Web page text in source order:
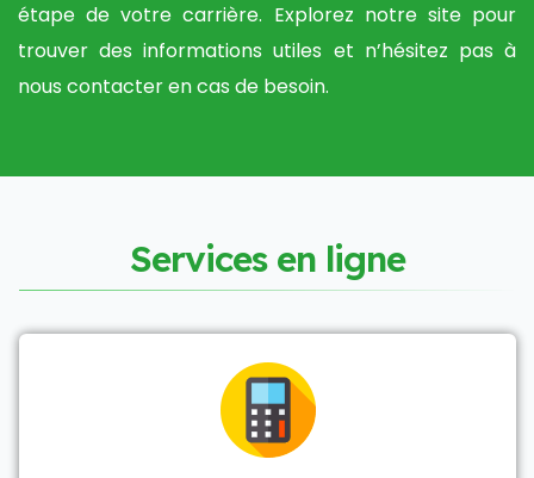
étape de votre carrière. Explorez notre site pour
trouver des informations utiles et n’hésitez pas à
nous contacter en cas de besoin.
Services en ligne